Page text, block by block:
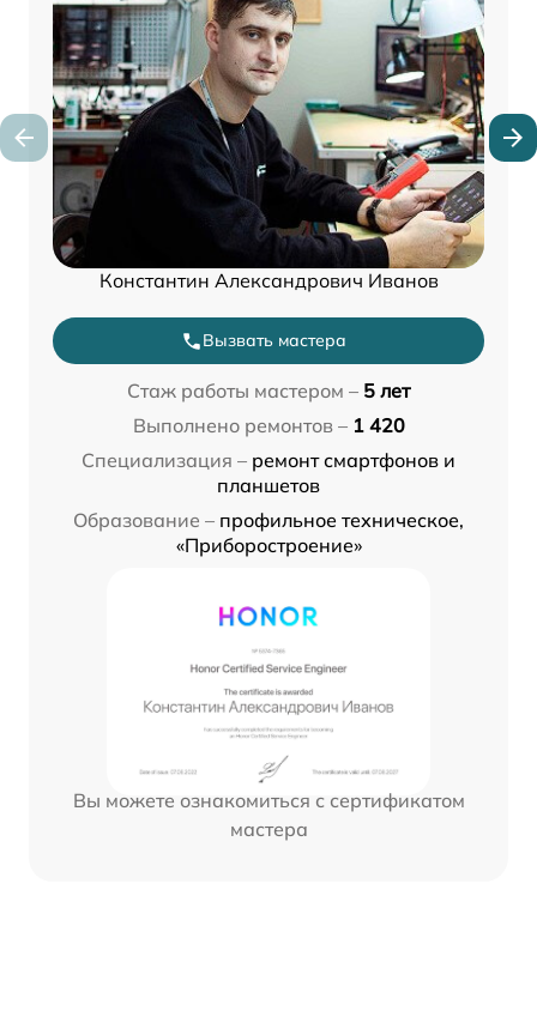
Константин Александрович Иванов
Вызвать мастера
Стаж работы мастером – 5 лет
Выполнено ремонтов – 1 420
Специализация – ремонт смартфонов и
планшетов
Образование – профильное техническое,
«Приборостроение»
Вы можете ознакомиться с сертификатом
мастера